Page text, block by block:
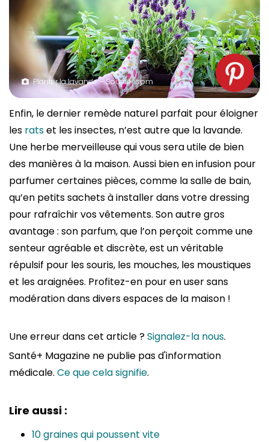
Planter la lavande – Source : spm
Enfin, le dernier remède naturel parfait pour éloigner
les ratset les insectes, n’est autre que la lavande.
Une herbe merveilleuse qui vous sera utile de bien
des manières à la maison. Aussi bien en infusion pour
parfumer certaines pièces, comme la salle de bain,
qu’en petits sachets à installer dans votre dressing
pour rafraîchir vos vêtements. Son autre gros
avantage : son parfum, que l’on perçoit comme une
senteur agréable et discrète, est un véritable
répulsif pour les souris, les mouches, les moustiques
et les araignées. Profitez-en pour en user sans
modération dans divers espaces de la maison !
Une erreur dans cet article ?Signalez-la nous.
Santé+ Magazine ne publie pas d'information
médicale. Ce que cela signifie.
Lire aussi :
10 graines qui poussent vite